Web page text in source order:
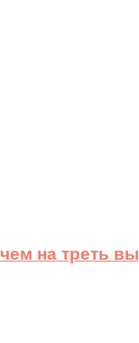
на треть